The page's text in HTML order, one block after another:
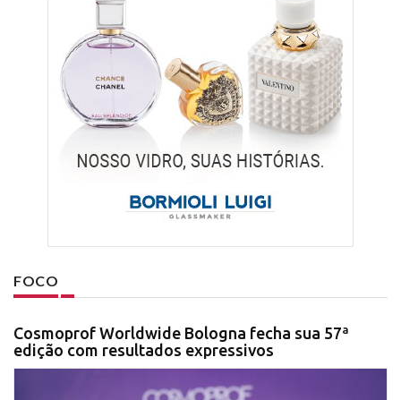
FOCO
Cosmoprof Worldwide Bologna fecha sua 57ª
edição com resultados expressivos